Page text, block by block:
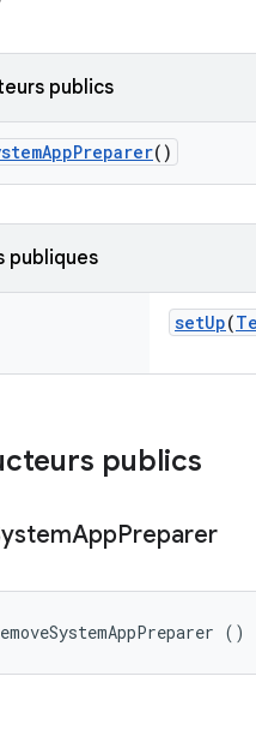
publics
AppPreparer()
publiques
setUp(
publics
AppPreparer
()